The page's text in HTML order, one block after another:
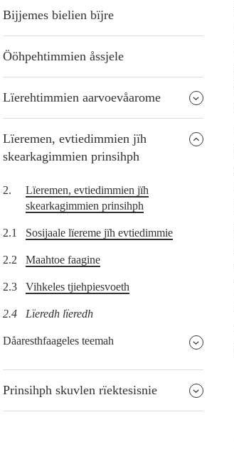
Bijjemes bielien bïjre
Ööhpehtimmien åssjele
Lïerehtimmien aarvoevåarome
Lïeremen, evtiedimmien jïh
skearkagimmien prinsihph
2.
Lïeremen, evtiedimmien jïh
skearkagimmien prinsihph
2.1 Sosijaale lïereme jïh evtiedimmie
2.2 Maahtoe faagine
2.3 Vihkeles tjiehpiesvoeth
2.4 Lïeredh lïeredh
Dåaresthfaageles teemah
Prinsihph skuvlen rïektesisnie